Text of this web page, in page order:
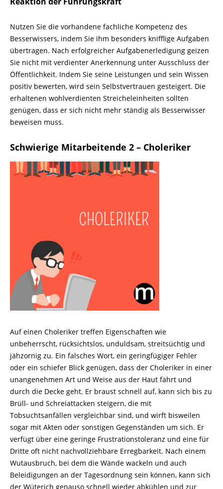
Nutzen Sie die vorhandene fachliche Kompetenz des
Besserwissers, indem Sie ihm besonders knifflige Aufgaben
übertragen. Nach erfolgreicher Aufgabenerledigung geizen
Sie nicht mit verdienter Anerkennung unter Ausschluss der
Öffentlichkeit. Indem Sie seine Leistungen und sein Wissen
positiv bewerten, wird sein Selbstvertrauen gesteigert. Die
erhaltenen wohlverdienten Streicheleinheiten sollten
genügen, dass er sich nicht mehr ständig als Besserwisser
beweisen muss.
Schwierige Mitarbeitende 2 – Choleriker
Auf einen Choleriker treffen Eigenschaften wie
unbeherrscht, rücksichtslos, unduldsam, streitsüchtig und
jähzornig zu. Ein falsches Wort, ein geringfügiger Fehler
oder ein schie­fer Blick genügen, dass der Choleriker in einer
unangenehmen Art und Weise aus der Haut fährt und
durch die Decke geht. Er braust schnell auf, kann sich bis zu
Brüll- und Schreiattacken steigern, die mit
Tobsuchtsanfällen vergleichbar sind, und wirft bisweilen
sogar mit Akten oder sonstigen Gegenständen um sich. Er
verfügt über eine geringe Frustrationstoleranz und eine für
Dritte oft nicht nachvollziehbare Erregbarkeit. Nach einem
Wutausbruch, bei dem die Wände wackeln und auch
Beleidigungen an der Tages­ordnung sein können, kann sich
der Wüterich genauso schnell wieder abkühlen und zur